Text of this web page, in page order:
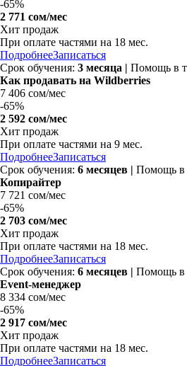
-65%
2 771 сом/мес
Хит продаж
При оплате частями на 18 мес.
ПодробнееЗаписаться
Срок обучения: 3 месяца | Помощь в
Как продавать на Wildberries
7 406 сом/мес
-65%
2 592 сом/мес
Хит продаж
При оплате частями на 9 мес.
ПодробнееЗаписаться
Срок обучения: 6 месяцев | Помощь в
Копирайтер
7 721 сом/мес
-65%
2 703 сом/мес
Хит продаж
При оплате частями на 18 мес.
ПодробнееЗаписаться
Срок обучения: 6 месяцев | Помощь в
Event-менеджер
8 334 сом/мес
-65%
2 917 сом/мес
Хит продаж
При оплате частями на 18 мес.
ПодробнееЗаписаться